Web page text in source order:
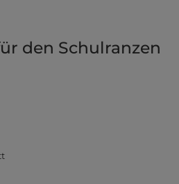
den Schulranzen